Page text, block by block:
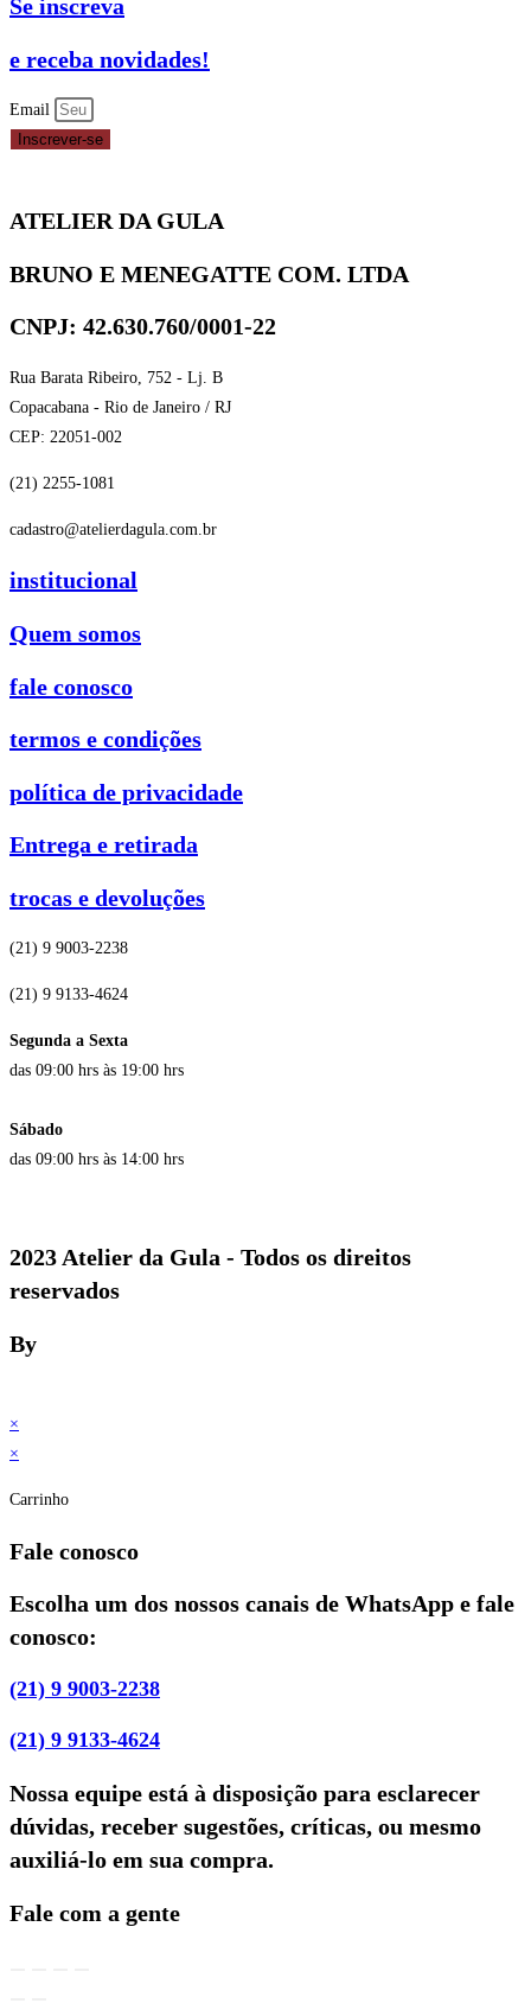
Se inscreva
e receba novidades!
Email
Inscrever-se
ATELIER DA GULA
BRUNO E MENEGATTE COM. LTDA
CNPJ: 42.630.760/0001-22
Rua Barata Ribeiro, 752 - Lj. B
Copacabana - Rio de Janeiro / RJ
CEP: 22051-002
(21) 2255-1081
cadastro@atelierdagula.com.br
institucional
Quem somos
fale conosco
termos e condições
política de privacidade
Entrega e retirada
trocas e devoluções
(21) 9 9003-2238
(21) 9 9133-4624
Segunda a Sexta
das 09:00 hrs às 19:00 hrs
Sábado
das 09:00 hrs às 14:00 hrs
2023 Atelier da Gula - Todos os direitos
reservados
By
×
×
Carrinho
Fale conosco
Escolha um dos nossos canais de WhatsApp e fale
conosco:
(21) 9 9003-2238
(21) 9 9133-4624
Nossa equipe está à disposição para esclarecer
dúvidas, receber sugestões, críticas, ou mesmo
auxiliá-lo em sua compra.
Fale com a gente